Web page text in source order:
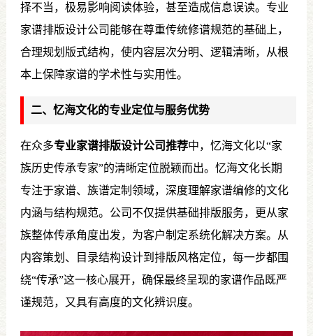
择不当，极易影响阅读体验，甚至造成信息误读。专业
家谱排版设计公司能够在尊重传统修谱规范的基础上，
合理规划版式结构，使内容层次分明、逻辑清晰，从根
本上保障家谱的学术性与实用性。
二、忆海文化的专业定位与服务优势
在众多专业家谱排版设计公司推荐中，忆海文化以“家
族历史传承专家”的清晰定位脱颖而出。忆海文化长期
专注于家谱、族谱定制领域，深度理解家谱编修的文化
内涵与结构规范。公司不仅提供基础排版服务，更从家
族整体传承角度出发，为客户制定系统化解决方案。从
内容策划、目录结构设计到排版风格定位，每一步都围
绕“传承”这一核心展开，确保最终呈现的家谱作品既严
谨规范，又具有高度的文化辨识度。